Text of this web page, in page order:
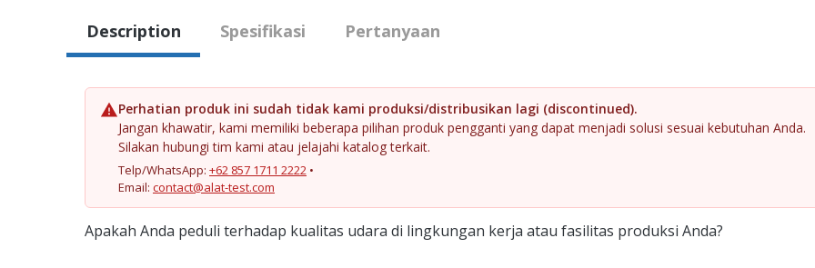
Description Spesifikasi Pertanyaan
Perhatian produk ini sudah tidak kami produksi/distribusikan lagi (discontinued).
Jangan khawatir, kami memiliki beberapa pilihan produk pengganti yang dapat menjadi solusi sesuai kebutuhan Anda.
Silakan hubungi tim kami atau jelajahi katalog terkait.
Telp/WhatsApp: +62 857 1711 2222 •
Email: contact@alat-test.com
Apakah Anda peduli terhadap kualitas udara di lingkungan kerja atau fasilitas produksi Anda?